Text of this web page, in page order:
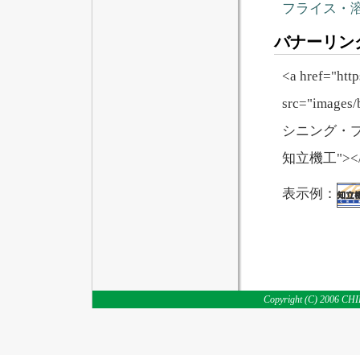
フライス・
バナーリン
<a
シニング・
知立機工
表示例：
Copyright (C) 2006